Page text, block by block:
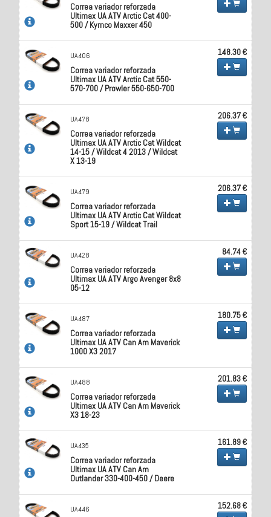
Correa variador reforzada
Ultimax UA ATV Arctic Cat 400-
500 / Kymco Maxxer 450
UA406
Correa variador reforzada
Ultimax UA ATV Arctic Cat 550-
570-700 / Prowler 550-650-700
148.30 €
UA478
Correa variador reforzada
Ultimax UA ATV Arctic Cat Wildcat
14-15 / Wildcat 4 2013 / Wildcat
X 13-19
206.37 €
UA479
Correa variador reforzada
Ultimax UA ATV Arctic Cat Wildcat
Sport 15-19 / Wildcat Trail
206.37 €
UA428
Correa variador reforzada
Ultimax UA ATV Argo Avenger 8x8
05-12
84.74 €
UA487
Correa variador reforzada
Ultimax UA ATV Can Am Maverick
1000 X3 2017
180.75 €
UA488
Correa variador reforzada
Ultimax UA ATV Can Am Maverick
X3 18-23
201.83 €
UA435
Correa variador reforzada
Ultimax UA ATV Can Am
Outlander 330-400-450 / Deere
161.89 €
UA446 152.68 €